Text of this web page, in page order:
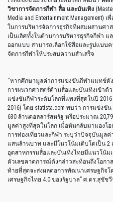
วิชาการจัดการกีฬา สื่อ และบันเทิง
Media and Entertainment
ในการบริหารจัดการธุรกิจที่ผสมผสานศา
เป็นเลิศทั้งในด้านการบริหารธุรกิจกีฬา
ออกแบบ สามารถเลือกใช้สื่อและรูปแบบ
จัดการกีฬาให้ประสบความสำเสร็จ
“หากศึกษามูลค่าการแข่งขันกีฬาแมทช์ดั
การผนวกศาสตร์ด้านสื่อและบันเทิงเข้าด้
แข่งขันกีฬาระดับโลกที่แพงที่สุดในปี 2016
2016) โดย statista.com พบว่า การแข่งขัน
630 ล้านดอลลาร์สหรัฐ หรือประมาณ
มูลค่าสูงที่สุดในโลก เมื่อหันกลับมามองโ
การท่องเที่ยวและกีฬา ระบุว่าปัจจุบันมูล
แสนล้านบาท และมีโนวโน้มเติบโตเป็น
อุตสาหกรรมสื่อและบันเทิงไทยมีแนวโน้ม
ตัวเลขคาดการณ์ดังกล่าวสะท้อนถึงโอกา
ท้ายที่สุดจะส่งผลต่อการพัฒนาเศรษฐกิจ
เศรษฐกิจไทย 4.0 ของรัฐบาล” ศ.ดร.สุชัชวี